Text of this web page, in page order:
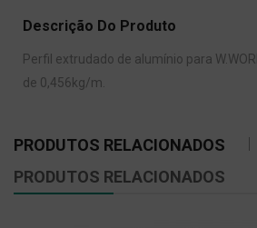
Descrição Do Produto
Perfil extrudado de alumínio para
de 0,456kg/m.
PRODUTOS RELACIONADOS
PRODUTOS RELACIONADOS